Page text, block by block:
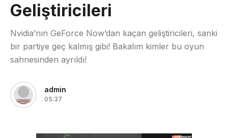
Geliştiricileri
Nvidia’nın GeForce Now’dan kaçan geliştiricileri, sanki
bir partiye geç kalmış gibi! Bakalım kimler bu oyun
sahnesinden ayrıldı!
admin
05:37